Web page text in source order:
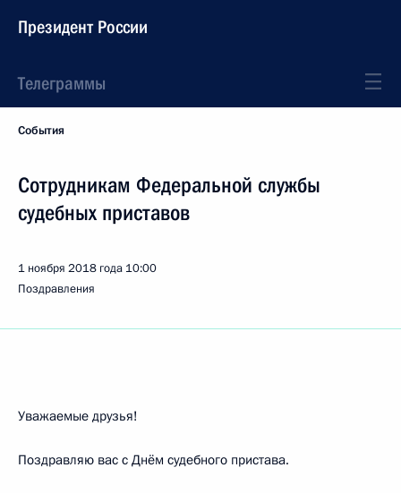
Президент России
Телеграммы
События
Сотрудникам Федеральной службы
судебных приставов
1 ноября 2018 года 10:00
Поздравления
Уважаемые друзья!
Поздравляю вас с Днём судебного пристава.